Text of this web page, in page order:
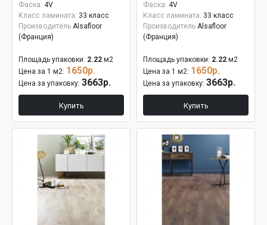
Фаска: 4V
Класс ламината: 33 класс
Производитель Alsafloor
(Франция)
Площадь упаковки: 2.22 м2
Цена за 1 м2: 1650р.
Цена за упаковку: 3663р.
Купить
Фаска: 4V
Класс ламината: 33 класс
Производитель Alsafloor
(Франция)
Площадь упаковки: 2.22 м2
Цена за 1 м2: 1650р.
Цена за упаковку: 3663р.
Купить